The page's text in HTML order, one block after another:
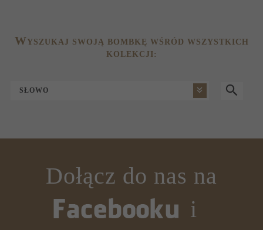
WYSZUKAJ SWOJĄ BOMBKĘ WŚRÓD WSZYSTKICH
KOLEKCJI:
SŁOWO
Dołącz do nas na
i